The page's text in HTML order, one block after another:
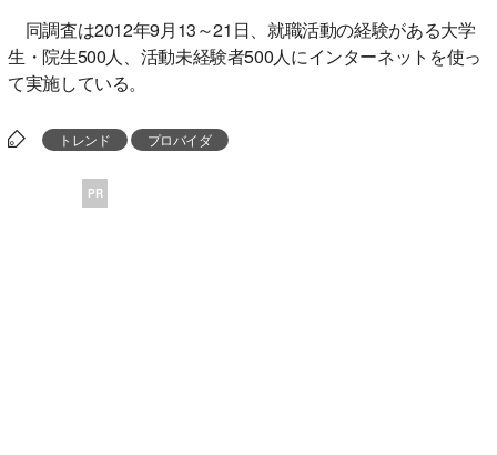
同調査は2012年9月13～21日、就職活動の経験がある大学
生・院生500人、活動未経験者500人にインターネットを使っ
て実施している。
トレンド プロバイダ
PR